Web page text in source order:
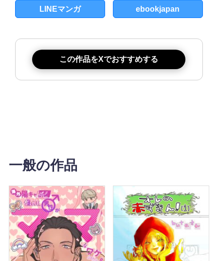
LINEマンガ ebookjapan
この作品をXでおすすめする
一般の作品